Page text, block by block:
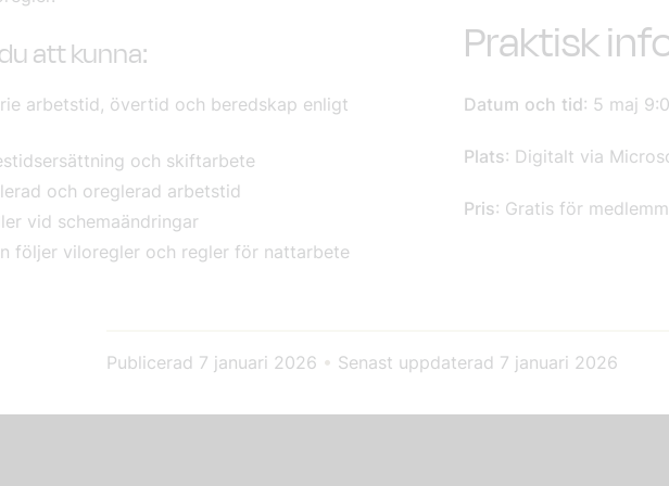
att kunna:
arbetstid, övertid och beredskap enligt
och skiftarbete
och oreglerad arbetstid
vid schemaändringar
följer viloregler och regler för nattarbete
Praktisk
Datum och tid: 5 maj
Plats: Digitalt via
Pris: Gratis för
Publicerad 7 januari 2026 • Senast uppdaterad 7 januari 2026